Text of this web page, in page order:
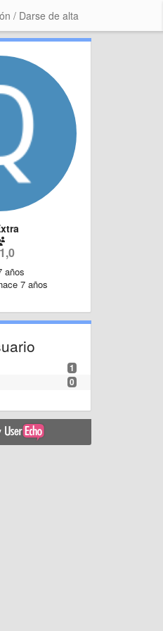
/ Darse de alta
1,0
años
7 años
1
0